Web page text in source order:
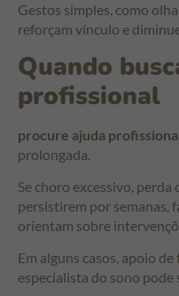
Gestos simples, como
reforçam vínculo e
Quando
profissional
procure ajuda
prolongada.
Se choro excessivo,
persistirem por semanas,
orientam sobre
Em alguns casos, apoio
especialista do sono pode